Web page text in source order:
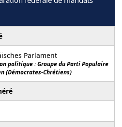
Parlament
politique : Groupe du Parti Populaire
(Démocrates-Chrétiens)